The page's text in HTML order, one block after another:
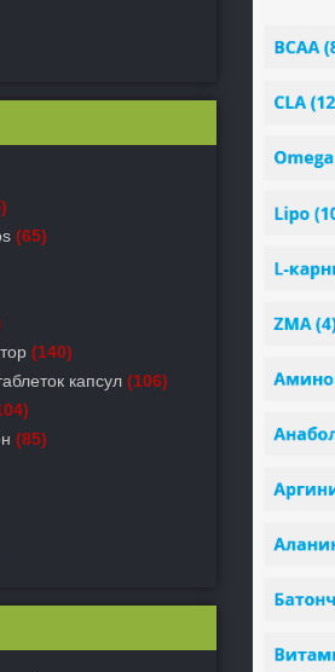
(65)
(140)
капсул (106)
(85)